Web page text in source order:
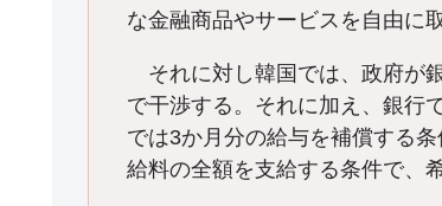
な金融商品やサービスを自由に
それに対し韓国では、政府が
で干渉する。それに加え、銀行
では3か月分の給与を補償する
給料の全額を支給する条件で、